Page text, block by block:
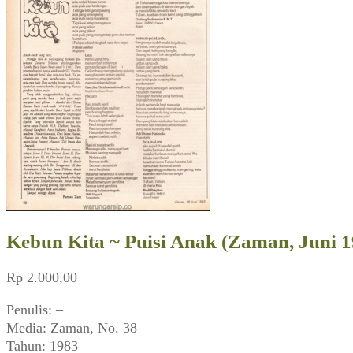
Kebun Kita ~ Puisi Anak (Zaman, Juni
Rp 2.000,00
Penulis: –
Media: Zaman, No. 38
Tahun: 1983